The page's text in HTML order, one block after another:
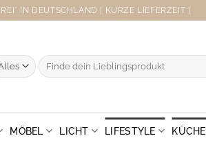
IN DEUTSCHLAND | KURZE LIEFERZEIT |
Suche
nach:
MÖBEL LICHT LIFESTYLE KÜCHE